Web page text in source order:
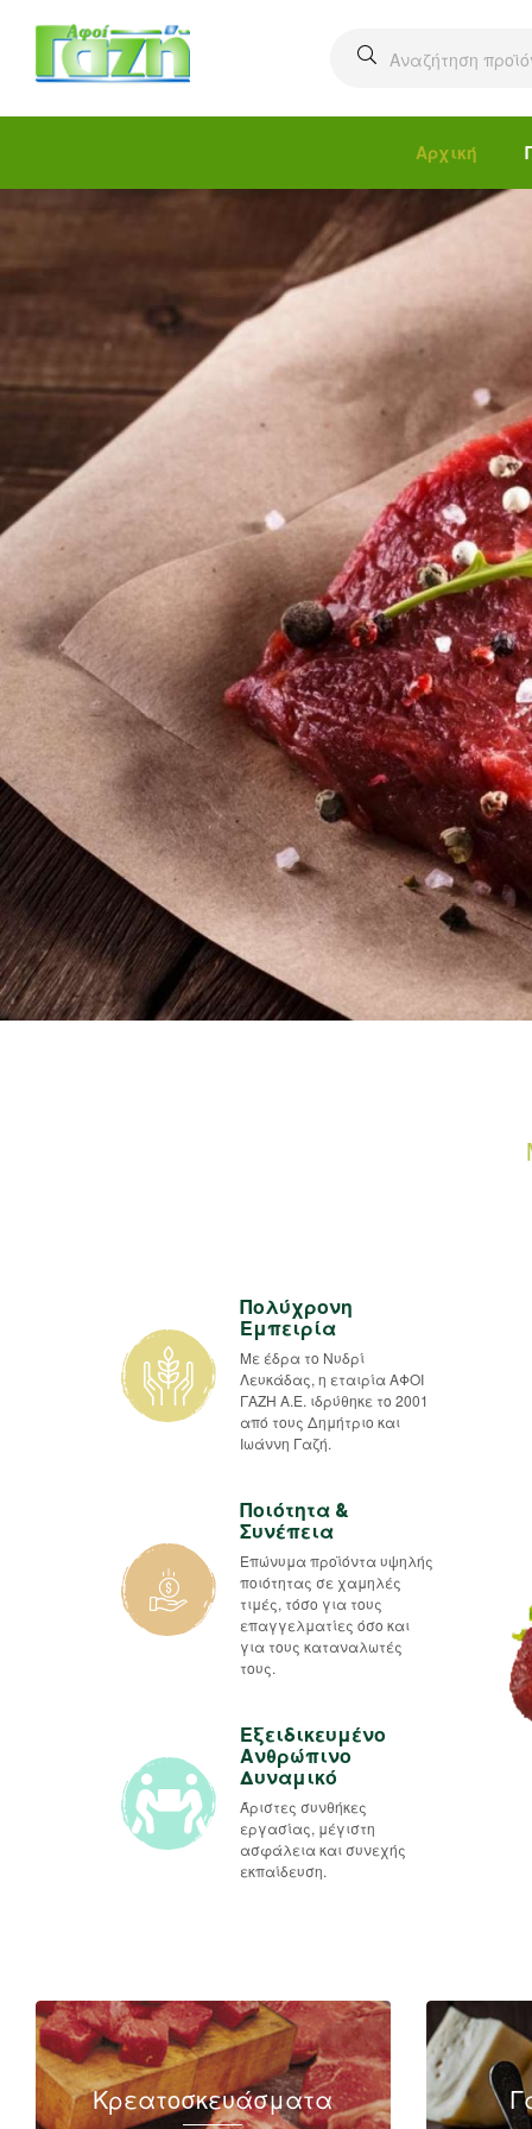
Αρχική
Πολύχρονη
Εμπειρία
Με έδρα το Νυδρί
Λευκάδας, η εταιρία ΑΦΟΙ
ΓΑΖΗ Α.Ε. ιδρύθηκε το 2001
από τους Δημήτριο και
Ιωάννη Γαζή.
Ποιότητα &
Συνέπεια
Επώνυμα προϊόντα υψηλής
ποιότητας σε χαμηλές
τιμές, τόσο για τους
επαγγελματίες όσο και
για τους καταναλωτές
τους.
Εξειδικευμένο
Ανθρώπινο
Δυναμικό
Άριστες συνθήκες
εργασίας, μέγιστη
ασφάλεια και συνεχής
εκπαίδευση.
Κρεατοσκευάσματα